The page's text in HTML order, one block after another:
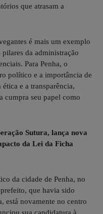
que atrasam a
é mais um exemplo
da administração
Para Penha, o
político e a importância de
e a transparência,
cumpra seu papel como
Sutura, lança nova
da Lei da Ficha
da cidade de Penha, no
que havia sido
está novamente no centro